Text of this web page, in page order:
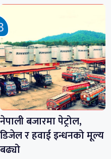
नेपाली बजारमा पेट्रोल,
डिजेल र हवाई इन्धनको मूल्य
बढ्यो